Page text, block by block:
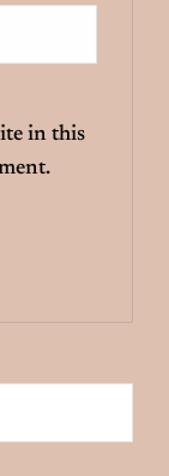
in this